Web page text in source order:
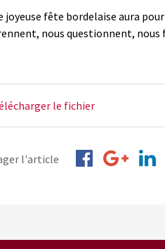
joyeuse fête bordelaise aura
nous questionnent, nous
le fichier
l'article